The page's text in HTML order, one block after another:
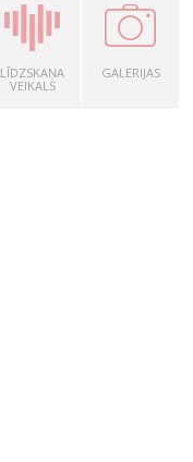
LĪDZSKAŅA
VEIKALS
GALERIJAS